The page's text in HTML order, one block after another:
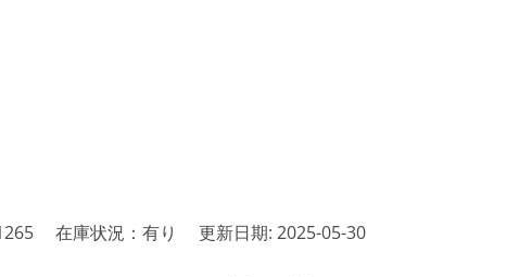
在庫状況：有り 更新日期: 2025-05-30